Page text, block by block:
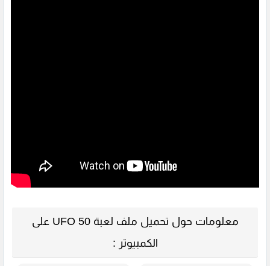
معلومات حول تحميل ملف لعبة UFO 50 على
الكمبيوتر :